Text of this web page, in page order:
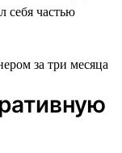
себя частью